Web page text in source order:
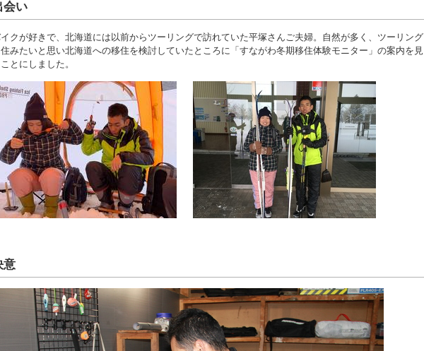
会い
クが好きで、北海道には以前からツーリングで訪れていた平塚さんご夫婦。自然が多く、ツーリング
みたいと思い北海道への移住を検討していたところに「すながわ冬期移住体験モニター」の案内を見
とにしました。
意